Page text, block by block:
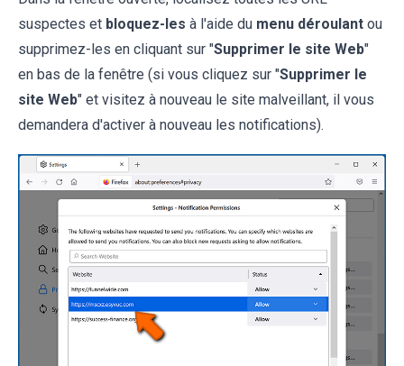
suspectes et bloquez-les à l'aide du menu déroulant ou
supprimez-les en cliquant sur "Supprimer le site Web"
en bas de la fenêtre (si vous cliquez sur "Supprimer le
site Web" et visitez à nouveau le site malveillant, il vous
demandera d'activer à nouveau les notifications).